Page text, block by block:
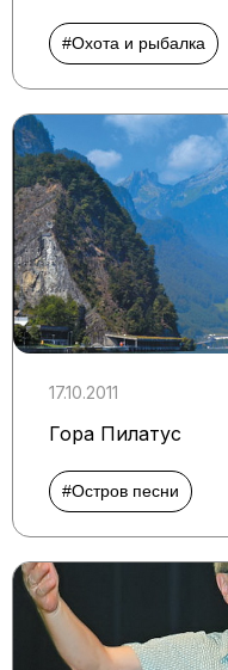
#Охота и рыбалка
17.10.2011
Гора Пилатус
#Остров песни